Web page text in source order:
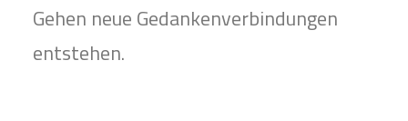
Gehen neue Gedankenverbindungen
entstehen.